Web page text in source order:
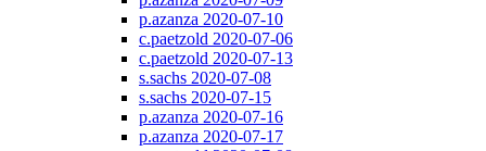
p.azanza 2020-07-10
c.paetzold 2020-07-06
c.paetzold 2020-07-13
s.sachs 2020-07-08
s.sachs 2020-07-15
p.azanza 2020-07-16
p.azanza 2020-07-17